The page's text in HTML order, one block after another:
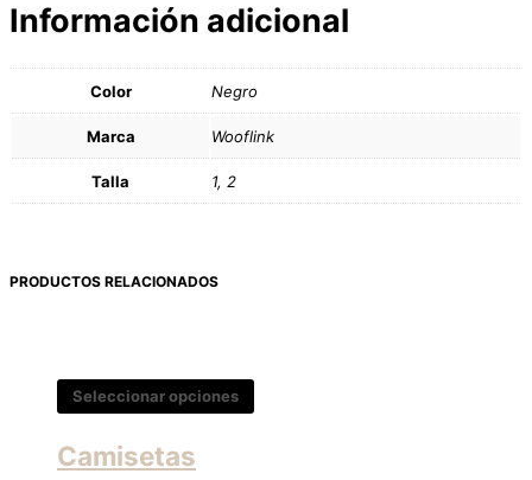
Información adicional
Color Negro
Marca Wooflink
Talla 1, 2
PRODUCTOS RELACIONADOS
Seleccionar opciones
Camisetas